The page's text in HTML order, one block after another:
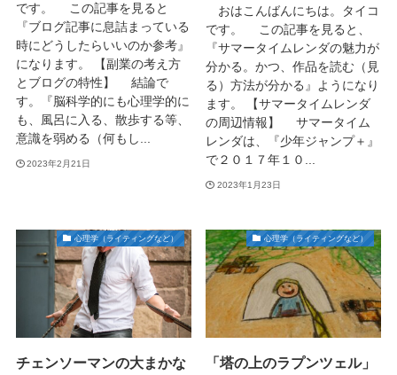
です。 この記事を見ると
『ブログ記事に息詰まっている
時にどうしたらいいのか参考』
になります。 【副業の考え方
とブログの特性】 結論で
す。『脳科学的にも心理学的に
も、風呂に入る、散歩する等、
意識を弱める（何もし...
2023年2月21日
おはこんばんにちは。タイコ
です。 この記事を見ると、
『サマータイムレンダの魅力が
分かる。かつ、作品を読む（見
る）方法が分かる』ようになり
ます。 【サマータイムレンダ
の周辺情報】 サマータイム
レンダは、『少年ジャンプ＋』
で２０１７年１０...
2023年1月23日
心理学（ライティングなど）
チェンソーマンの大まかな
心理学（ライティングなど）
「塔の上のラプンツェル」